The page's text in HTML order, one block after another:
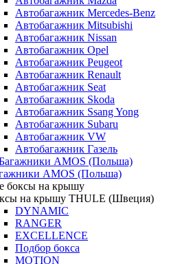
Автобагажник Mercedes-Benz
Автобагажник Mitsubishi
Автобагажник Nissan
Автобагажник Opel
Автобагажник Peugeot
Автобагажник Renault
Автобагажник Seat
Автобагажник Skoda
Автобагажник Ssang Yong
Автобагажник Subaru
Автобагажник VW
Автобагажник Газель
AMOS (Польша)
боксы на крышу
на крышу THULE (Швеция)
DYNAMIC
RANGER
EXCELLENCE
Подбор бокса
MOTION